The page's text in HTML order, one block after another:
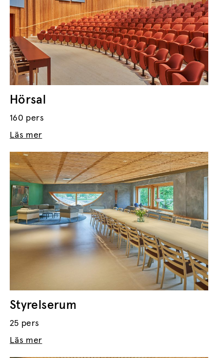
Hörsal
160 pers
Läs mer
Styrelserum
25 pers
Läs mer